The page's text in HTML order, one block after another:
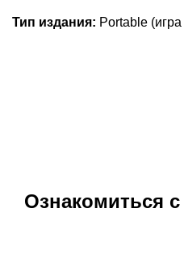
Тип издания: Portable
Ознакомиться